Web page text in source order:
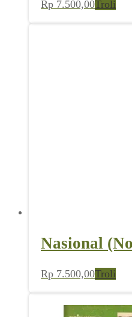
Rp 7.500,00Troli
Nasional
Rp 7.500,00Troli